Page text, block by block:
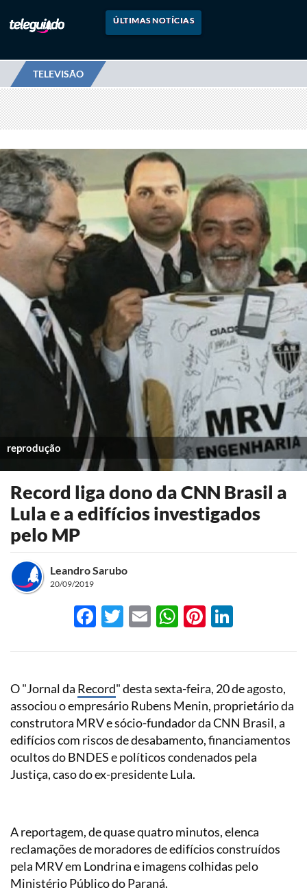
ÚLTIMAS NOTÍCIAS
TELEVISÃO
reprodução
Record liga dono da CNN Brasil a
Lula e a edifícios investigados
pelo MP
Leandro Sarubo
20/09/2019
Facebook
Twitter
EmailWhatsApp
Pinterest
O "Jornal da Record" desta sexta-feira, 20 de agosto,
associou o empresário Rubens Menin, proprietário da
construtora MRV e sócio-fundador da CNN Brasil, a
edifícios com riscos de desabamento, financiamentos
ocultos do BNDES e políticos condenados pela
Justiça, caso do ex-presidente Lula.
A reportagem, de quase quatro minutos, elenca
reclamações de moradores de edifícios construídos
pela MRV em Londrina e imagens colhidas pelo
Ministério Público do Paraná.